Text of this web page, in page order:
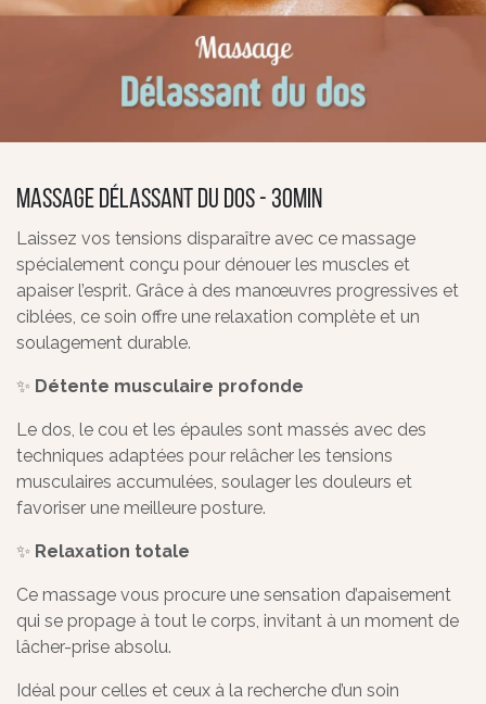
Massage Délassant du Dos - 30min
Laissez vos tensions disparaître avec ce massage
spécialement conçu pour dénouer les muscles et
apaiser l’esprit. Grâce à des manœuvres progressives et
ciblées, ce soin offre une relaxation complète et un
soulagement durable.
✨ Détente musculaire profonde
Le dos, le cou et les épaules sont massés avec des
techniques adaptées pour relâcher les tensions
musculaires accumulées, soulager les douleurs et
favoriser une meilleure posture.
✨ Relaxation totale
Ce massage vous procure une sensation d’apaisement
qui se propage à tout le corps, invitant à un moment de
lâcher-prise absolu.
Idéal pour celles et ceux à la recherche d’un soin